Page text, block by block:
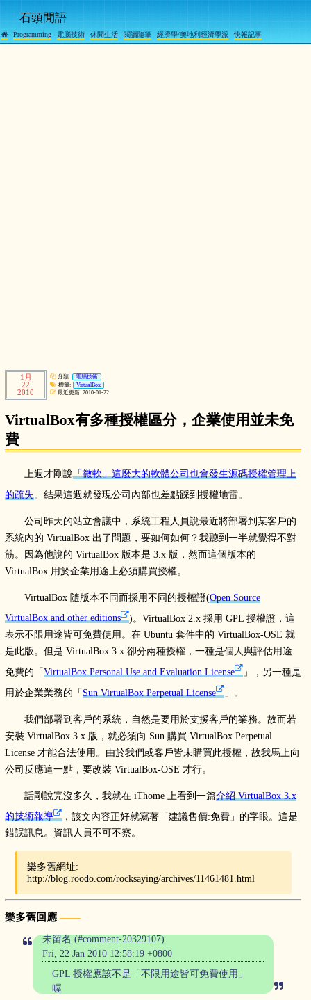
石頭閒語
 Programming 電腦技術 休閒生活 閱讀隨筆 經濟學/奧地利經濟學派 快報記事
1月
22
2010
分類:
電腦技術
標籤:
VirtualBox
最近更新: 2010-01-22
VirtualBox有多種授權區分，企業使用並未免
費
上週才剛說「微軟」這麼大的軟體公司也會發生源碼授權管理上
的疏失 。結果這週就發現公司內部也差點踩到授權地雷。
公司昨天的站立會議中，系統工程人員說最近將部署到某客戶的
系統內的 VirtualBox 出了問題，要如何如何？我聽到一半就覺得不對
筋。因為他說的 VirtualBox 版本是 3.x 版，然而這個版本的
VirtualBox 用於企業用途上必須購買授權。
VirtualBox 隨版本不同而採用不同的授權證(Open Source
VirtualBox and other editions
)。VirtualBox 2.x 採用 GPL 授權證，這
表示不限用途皆可免費使用。在 Ubuntu 套件中的 VirtualBox-OSE 就
是此版。但是 VirtualBox 3.x 卻分兩種授權，一種是個人與評估用途
免費的「 VirtualBox Personal Use and Evaluation License
」，另一種是
用於企業業務的「 Sun VirtualBox Perpetual License 」。
我們部署到客戶的系統，自然是要用於支援客戶的業務。故而若
安裝 VirtualBox 3.x 版，就必須向 Sun 購買 VirtualBox Perpetual
License 才能合法使用。由於我們或客戶皆未購買此授權，故我馬上向
公司反應這一點，要改裝 VirtualBox-OSE 才行。
話剛說完沒多久，我就在 iThome 上看到一篇介紹 VirtualBox 3.x
的技術報導
，該文內容正好就寫著「建議售價:免費」的字眼。這是
錯誤訊息。資訊人員不可不察。
樂多舊網址:
http://blog.roodo.com/rocksaying/archives/11461481.html
樂多舊回應
未留名 (#comment-20329107)
Fri, 22 Jan 2010 12:58:19 +0800
GPL 授權應該不是「不限用途皆可免費使用」
喔